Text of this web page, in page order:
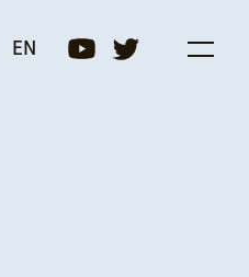
NEXT)
EN